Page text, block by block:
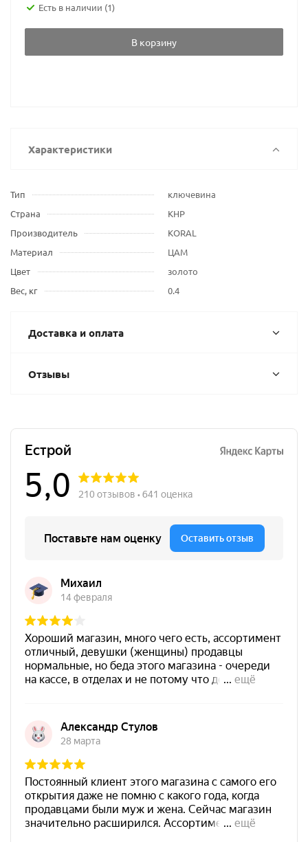
Есть в наличии (1)
В корзину
Характеристики
Тип
ключевина
Страна
КНР
Производитель
KORAL
Материал
ЦАМ
Цвет
золото
Вес, кг
0.4
Доставка и оплата
Отзывы